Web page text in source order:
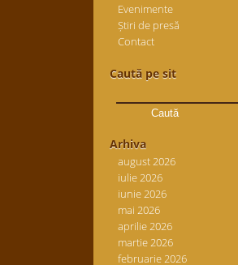
Evenimente
Știri de presă
Contact
Caută pe sit
după:
Arhiva
august 2026
iulie 2026
iunie 2026
mai 2026
aprilie 2026
martie 2026
februarie 2026